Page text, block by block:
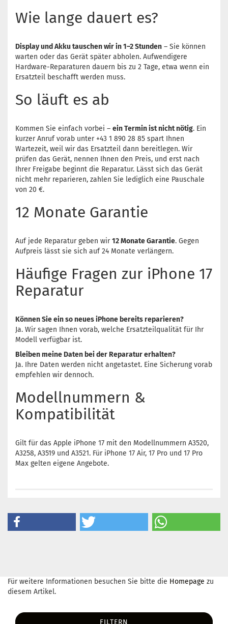
Wie lange dauert es?
Display und Akku tauschen wir in 1–2 Stunden – Sie können
warten oder das Gerät später abholen. Aufwendigere
Hardware-Reparaturen dauern bis zu 2 Tage, etwa wenn ein
Ersatzteil beschafft werden muss.
So läuft es ab
Kommen Sie einfach vorbei – ein Termin ist nicht nötig. Ein
kurzer Anruf vorab unter +43 1 890 28 85 spart Ihnen
Wartezeit, weil wir das Ersatzteil dann bereitlegen. Wir
prüfen das Gerät, nennen Ihnen den Preis, und erst nach
Ihrer Freigabe beginnt die Reparatur. Lässt sich das Gerät
nicht mehr reparieren, zahlen Sie lediglich eine Pauschale
von 20 €.
12 Monate Garantie
Auf jede Reparatur geben wir12 Monate Garantie. Gegen
Aufpreis lässt sie sich auf 24 Monate verlängern.
Häufige Fragen zur iPhone 17
Reparatur
Können Sie ein so neues iPhone bereits reparieren?
Ja. Wir sagen Ihnen vorab, welche Ersatzteilqualität für Ihr
Modell verfügbar ist.
Bleiben meine Daten bei der Reparatur erhalten?
Ja. Ihre Daten werden nicht angetastet. Eine Sicherung vorab
empfehlen wir dennoch.
Modellnummern &
Kompatibilität
Gilt für das Apple iPhone 17 mit den Modellnummern A3520,
A3258, A3519 und A3521. Für iPhone 17 Air, 17 Pro und 17 Pro
Max gelten eigene Angebote.
Für weitere Informationen besuchen Sie bitte die Homepage zu
diesem Artikel.
FILTERN